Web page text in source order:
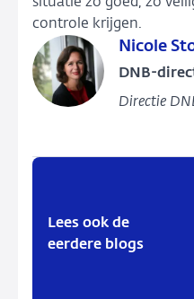
situatie zo goed, zo
controle krijgen.
Nicole
DNB-
Directie
Lees ook de
eerdere blogs